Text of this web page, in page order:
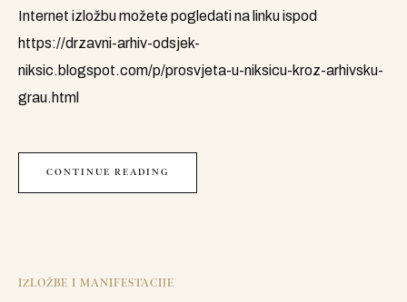
Internet izložbu možete pogledati na linku ispod
https://drzavni-arhiv-odsjek-
niksic.blogspot.com/p/prosvjeta-u-niksicu-kroz-arhivsku-
grau.html
CONTINUE READING
IZLOŽBE I MANIFESTACIJE